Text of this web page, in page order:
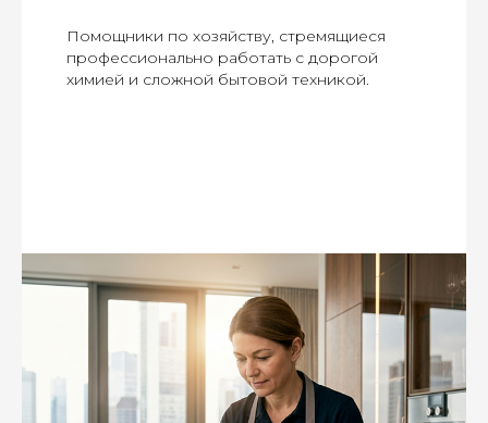
Помощники по хозяйству, стремящиеся
профессионально работать с дорогой
химией и сложной бытовой техникой.